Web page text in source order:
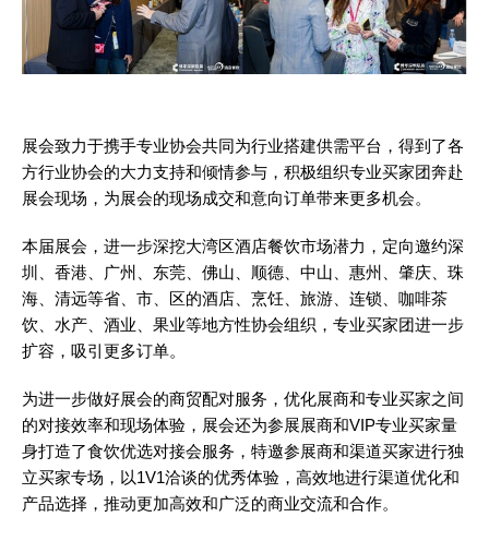
展会致力于携手专业协会共同为行业搭建供需平台，得到了各
方行业协会的大力支持和倾情参与，积极组织专业买家团奔赴
展会现场，为展会的现场成交和意向订单带来更多机会。
本届展会，进一步深挖大湾区酒店餐饮市场潜力，定向邀约深
圳、香港、广州、东莞、佛山、顺德、中山、惠州、肇庆、珠
海、清远等省、市、区的酒店、烹饪、旅游、连锁、咖啡茶
饮、水产、酒业、果业等地方性协会组织，专业买家团进一步
扩容，吸引更多订单。
为进一步做好展会的商贸配对服务，优化展商和专业买家之间
的对接效率和现场体验，展会还为参展展商和VIP专业买家量
身打造了食饮优选对接会服务，特邀参展商和渠道买家进行独
立买家专场，以1V1洽谈的优秀体验，高效地进行渠道优化和
产品选择，推动更加高效和广泛的商业交流和合作。